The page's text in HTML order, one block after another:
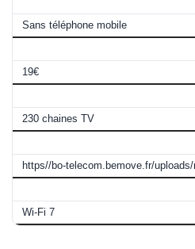
Sans téléphone mobile
19€
230 chaines TV
https//bo-telecom.bemove.fr/
Wi-Fi 7